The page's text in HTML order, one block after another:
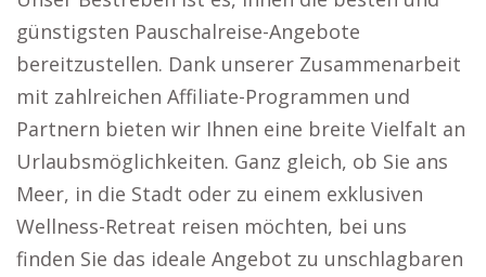
günstigsten Pauschalreise-Angebote
bereitzustellen. Dank unserer Zusammenarbeit
mit zahlreichen Affiliate-Programmen und
Partnern bieten wir Ihnen eine breite Vielfalt an
Urlaubsmöglichkeiten. Ganz gleich, ob Sie ans
Meer, in die Stadt oder zu einem exklusiven
Wellness-Retreat reisen möchten, bei uns
finden Sie das ideale Angebot zu unschlagbaren